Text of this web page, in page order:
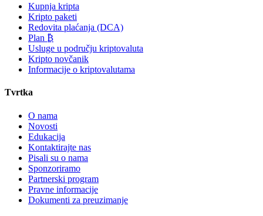
Kupnja kripta
Kripto paketi
Redovita plaćanja (DCA)
Plan ₿
Usluge u području kriptovaluta
Kripto novčanik
Informacije o kriptovalutama
Tvrtka
O nama
Novosti
Edukacija
Kontaktirajte nas
Pisali su o nama
Sponzoriramo
Partnerski program
Pravne informacije
Dokumenti za preuzimanje